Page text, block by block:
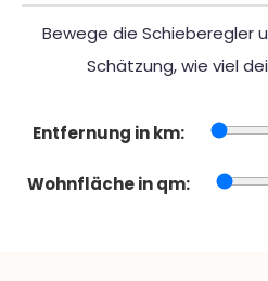
Bewege die Schieberegler
Schätzung, wie viel
Entfernung in km:
Wohnfläche in qm: